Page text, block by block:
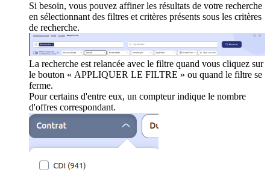
Si besoin, vous pouvez affiner les résultats de votre recherche
en sélectionnant des filtres et critères présents sous les critères
de recherche.
La recherche est relancée avec le filtre quand vous cliquez sur
le bouton « APPLIQUER LE FILTRE » ou quand le filtre se
ferme.
Pour certains d'entre eux, un compteur indique le nombre
d'offres correspondant.